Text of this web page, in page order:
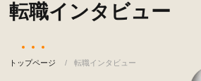
転職インタビュー
トップページ 転職インタビュー